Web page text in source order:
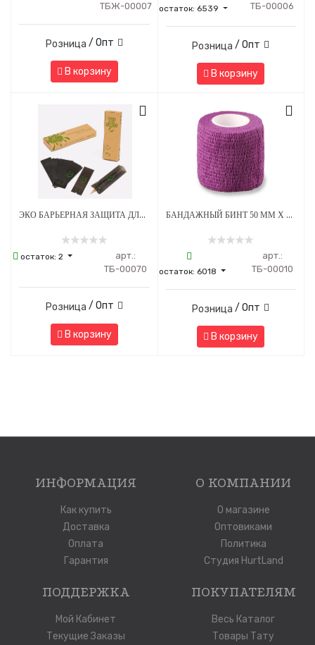
ТБЖ-00007
Розница / Опт
В корзину
остаток: 6539
ТБ-00006
Розница / Опт
В корзину
ЭКО БАРЬЕРНАЯ ЗАЩИТА ДЛЯ ПЕНОВ 53 Х 160 ММ - ЧЕРНАЯ
остаток:2
арт.:
ТБ-00070
Розница / Опт
В корзину
БАНДАЖНЫЙ БИНТ 50 ММ Х 4.5 М ФИОЛЕТОВЫЙ 1 ШТУКА
остаток: 6018
арт.:
ТБ-00010
Розница / Опт
В корзину
ИНФОРМАЦИЯ
Как купить
Доставка
Оплата
Гарантия
О КОМПАНИИ
О магазине
Оптовиками
Политика
Студия HurtLand
ПОДДЕРЖКА
Мой Кабинет
Текущие Заказы
ПОКУПАТЕЛЯМ
Весь Каталог
Товары Тату